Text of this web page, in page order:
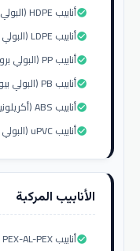
أنابيب HDPE (البولي إيثيلين عالي الكثافة)check_circle
أنابيب LDPE (البولي إيثيلين منخفض الكثافة)check_circle
أنابيب PP (البولي بروبيلين)check_circle
أنابيب PB (البولي بيوتيلين)check_circle
أنابيب ABS (أكريلونيتريل بوتادين ستايرين)check_circle
أنابيب uPVC (البولي فينيل كلوريد غير الملدن)check_circle
الأنابيب المركبة
أنابيب PEX-AL-PEX (البولي إيثيلين المتشابك مع الألومنيوم)check_circle